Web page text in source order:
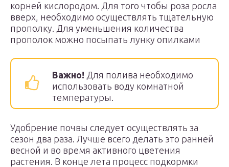
корней кислородом. Для того чтобы роза росла
вверх, необходимо осуществлять тщательную
прополку. Для уменьшения количества
прополок можно посыпать лунку опилками
Важно! Для полива необходимо
использовать воду комнатной
температуры.
Удобрение почвы следует осуществлять за
сезон два раза. Лучше всего делать это ранней
весной и во время активного цветения
растения. В конце лета процесс подкормки